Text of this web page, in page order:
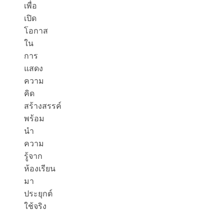
เพื่อ
เปิด
โอกาส
ใน
การ
แสดง
ความ
คิด
สร้างสรรค์
พร้อม
นำ
ความ
รู้จาก
ห้องเรียน
มา
ประยุกต์
ใช้จริง